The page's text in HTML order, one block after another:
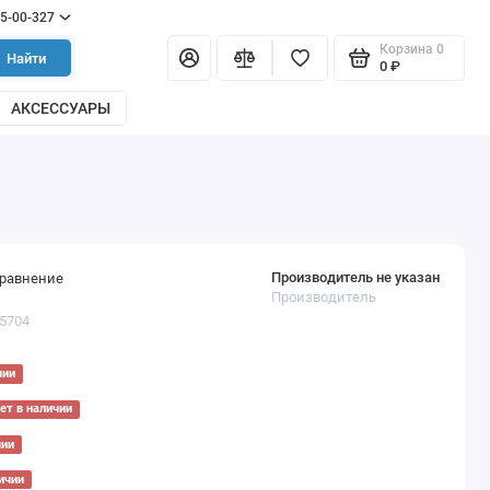
00-327
Найти
Корзина 0
0 ₽
АКСЕССУАРЫ
Производитель не указан
Производитель
в наличии